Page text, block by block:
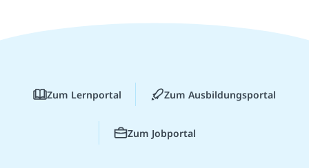
Zum Lernportal Zum Ausbildungsportal
Zum Jobportal